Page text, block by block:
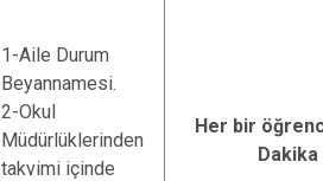
1-Aile Durum
Beyannamesi.
2-Okul
Müdürlüklerinden
takvimi içinde
Her bir
Dakika